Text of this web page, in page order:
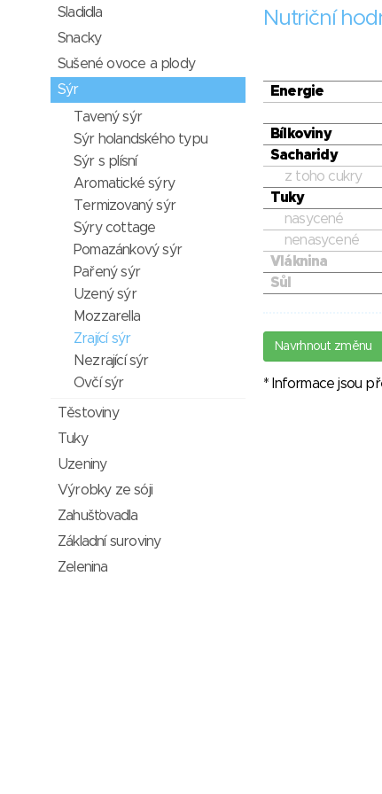
Nutriční
Energie
Bílkoviny
Sacharidy
z toho cukry
Tuky
nasycené
nenasycené
Vláknina
Sůl
Navrhnout změnu
* Informace jsou
Sladidla
Snacky
Sušené ovoce a plody
Sýr
Tavený sýr
Sýr holandského typu
Sýr s plísní
Aromatické sýry
Termizovaný sýr
Sýry cottage
Pomazánkový sýr
Pařený sýr
Uzený sýr
Mozzarella
Zrající sýr
Nezrající sýr
Ovčí sýr
Těstoviny
Tuky
Uzeniny
Výrobky ze sóji
Zahušťovadla
Základní suroviny
Zelenina